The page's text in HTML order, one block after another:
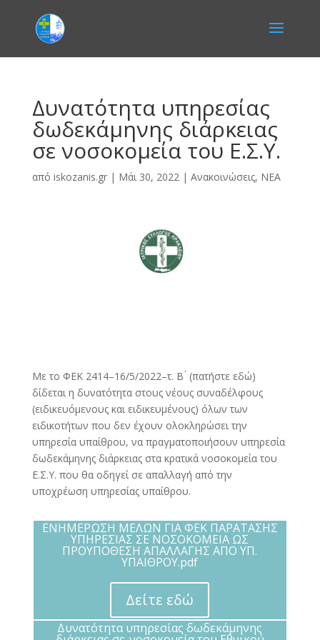
Δυνατότητα υπηρεσίας
δωδεκάμηνης διάρκειας
σε νοσοκομεία του Ε.Σ.Υ.
από iskozanis.gr| Μάι 30, 2022| Ανακοινώσεις, ΝΕΑ
Με το ΦΕΚ 2414–16/5/2022–τ. Β ́ (πατήστε εδώ)
δίδεται η δυνατότητα στους νέους συναδέλφους
(ειδικευόμενους και ειδικευμένους) όλων των
ειδικοτήτων που δεν έχουν ολοκληρώσει την
υπηρεσία υπαίθρου, να πραγματοποιήσουν υπηρεσία
δωδεκάμηνης διάρκειας στα κρατικά νοσοκομεία του
Ε.Σ.Υ. που θα οδηγεί σε απαλλαγή από την
υποχρέωση υπηρεσίας υπαίθρου.
ΕΝΗΜΕΡΩΣΗ ΜΕΛΩΝ ΓΙΑ ΦΕΚ ΠΑΡΑΤΑΣΗΣ
ΥΠΗΡΕΣΙΑΣ ΣΕ ΝΟΣΟΚΟΜΕΙΑ ΩΣ
ΠΡΟΥΠΟΘΕΣΗ ΑΠΑΛΛΑΓΗΣ ΑΠΟ ΥΠ.
ΥΠΑΙΘΡΟΥ.pdf
Δείτε εδώ
Δυνατότητα υπηρεσίας δωδεκάμηνης